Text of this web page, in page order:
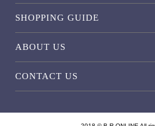
SHOPPING GUIDE
ABOUT US
CONTACT US